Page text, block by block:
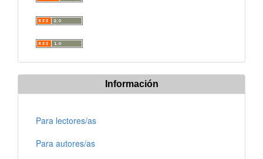
Información
Para lectores/as
Para autores/as